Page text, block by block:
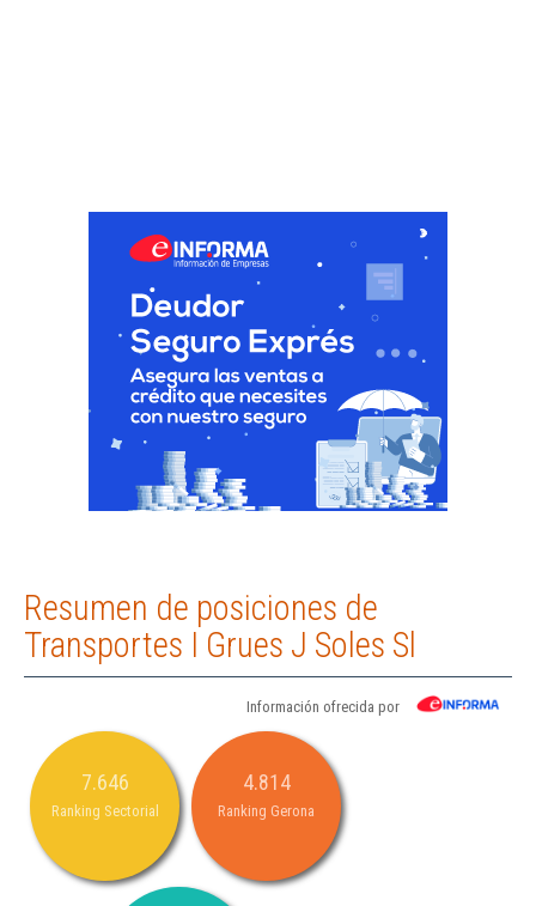
Resumen de posiciones de
Transportes I Grues J Soles Sl
Información ofrecida por
7.646
Ranking Sectorial
4.814
Ranking Gerona